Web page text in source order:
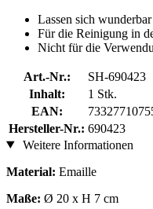
Lassen sich wunderbar
Für die Reinigung in
Nicht für die
Art.-Nr.:
SH-690423
Inhalt:
1 Stk.
EAN:
Hersteller-Nr.: 690423
Weitere Informationen
Material: Emaille
Maße: Ø 20 x H 7 cm